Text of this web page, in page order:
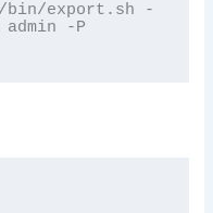
bin/export.sh -
-P